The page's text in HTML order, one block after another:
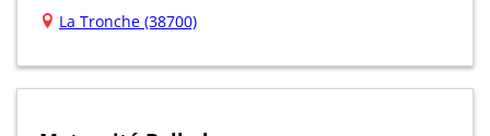
La Tronche (38700)